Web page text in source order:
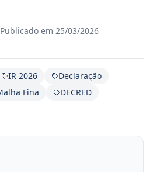
Publicado em 25/03/2026
IR 2026
Declaração
Fina
DECRED